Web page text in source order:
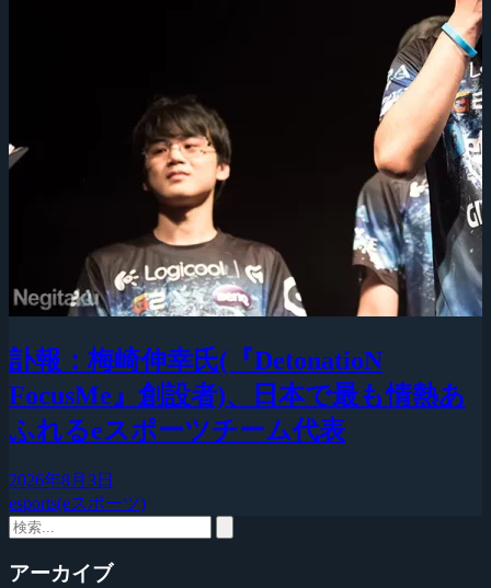
訃報：梅崎伸幸氏(『DetonatioN
FocusMe』創設者)、日本で最も情熱あ
ふれるeスポーツチーム代表
2026年8月3日
esports(eスポーツ)
アーカイブ